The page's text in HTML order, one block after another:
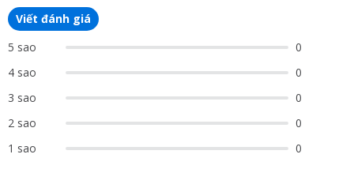
Viết đánh giá
5 sao
0
4 sao
0
3 sao
0
2 sao
0
1 sao
0